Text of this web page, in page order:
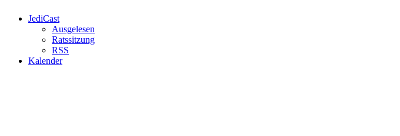
JediCast
Ausgelesen
Ratssitzung
RSS
Kalender